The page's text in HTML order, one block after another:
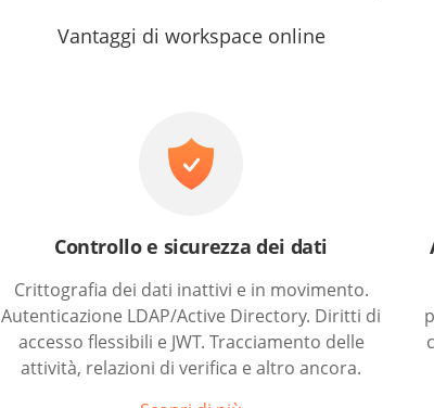
Vantaggi di workspace online
Controllo e sicurezza dei dati
Crittografia dei dati inattivi e in movimento.
Autenticazione LDAP/Active Directory. Diritti di
accesso flessibili e JWT. Tracciamento delle
attività, relazioni di verifica e altro ancora.